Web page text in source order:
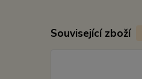
Související zboží